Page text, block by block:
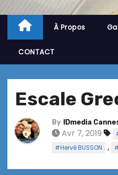
À Propos
CONTACT
Escale
By IDmedia
Avr 7, 2019
#Hervé BUSSON ,